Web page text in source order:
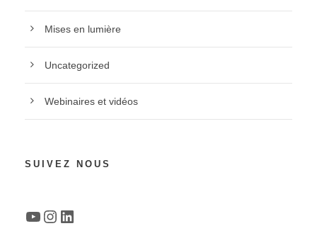
Mises en lumière
Uncategorized
Webinaires et vidéos
SUIVEZ NOUS
YouTube Instagram LinkedIn